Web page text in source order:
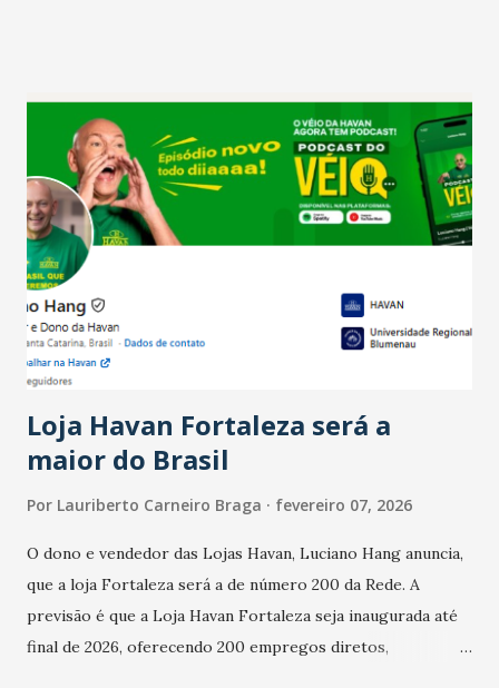
confraternizações de fim de ano e pelo pagamento do 13º
Salário para um número maior de trabalhadores, já que o
país tem a menor taxa de desemprego dos anos recentes.
Ainda segundo a Pesquisa, em novembro de 2025, 40% dos
bares e restaurantes operaram com lucro e outros 40%
registraram equilíbrio financeiro. Já o percentual de
estabelecimentos no prejuízo ficou em 19%, pouco abaixo
do observado no mês anterior. Outros 1% não existiam em
novembro. Em relação a outubro, o faturamento também
cresceu. De acordo com a pesquisa, 44% dos n...
Loja Havan Fortaleza será a
maior do Brasil
Por Lauriberto Carneiro Braga fevereiro 07, 2026
O dono e vendedor das Lojas Havan, Luciano Hang anuncia,
que a loja Fortaleza será a de número 200 da Rede. A
previsão é que a Loja Havan Fortaleza seja inaugurada até
final de 2026, oferecendo 200 empregos diretos,